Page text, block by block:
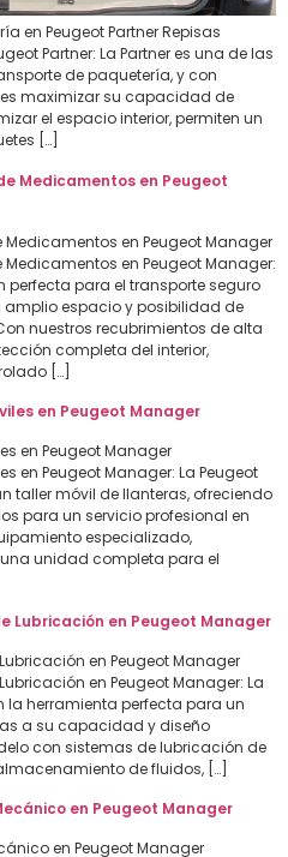
en Peugeot Partner Repisas
Partner: La Partner es una de las
de paquetería, y con
maximizar su capacidad de
el espacio interior, permiten un
[…]
Medicamentos en Peugeot
en Peugeot Manager
en Peugeot Manager:
perfecta para el transporte seguro
espacio y posibilidad de
nuestros recubrimientos de alta
completa del interior,
[…]
en Peugeot Manager
en Peugeot Manager
en Peugeot Manager: La Peugeot
taller móvil de llanteras, ofreciendo
para un servicio profesional en
especializado,
unidad completa para el
Lubricación en Peugeot Manager
en Peugeot Manager
en Peugeot Manager: La
la herramienta perfecta para un
a su capacidad y diseño
con sistemas de lubricación de
de fluidos, […]
en Peugeot Manager
en Peugeot Manager